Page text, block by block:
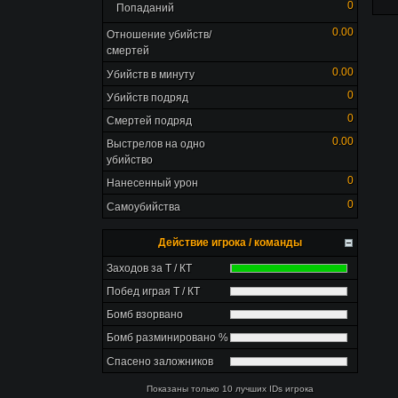
Попаданий 0
Отношение убийств/
смертей
0.00
Убийств в минуту 0.00
Убийств подряд 0
Смертей подряд 0
Выстрелов на одно
убийство
0.00
Нанесенный урон 0
Самоубийства 0
Действие игрока / команды
Заходов за Т / КТ
Побед играя Т / КТ
Бомб взорвано
Бомб разминировано %
Спасено заложников
Показаны только 10 лучших IDs игрока